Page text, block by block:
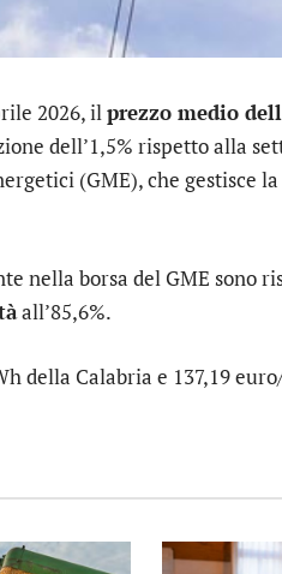
2026, ilprezzo medio
dell’1,5% rispetto alla
(GME), che gestisce la
nella borsa del GME sono
all’85,6%.
della Calabria e 137,19